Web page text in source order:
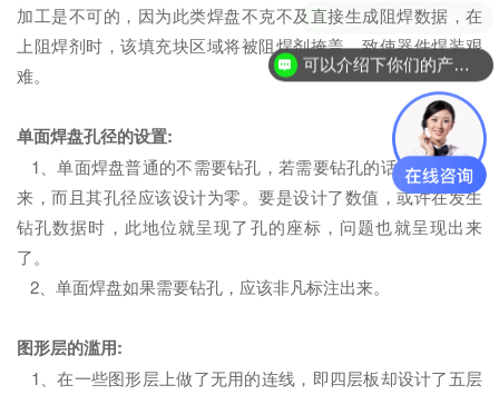
加工是不可的，因为此类焊盘不克不及直接生成阻焊数据，在
上阻焊剂时，该填充块区域将被阻焊剂掩盖，致使器件焊装艰
难。
单面焊盘孔径的设置:
1、单面焊盘普通的不需要钻孔，若需要钻孔的话，要标注出
来，而且其孔径应该设计为零。要是设计了数值，或许在发生
钻孔数据时，此地位就呈现了孔的座标，问题也就呈现出来
了。
2、单面焊盘如果需要钻孔，应该非凡标注出来。
图形层的滥用:
1、在一些图形层上做了无用的连线，即四层板却设计了五层
可以介绍下你们的产品么？